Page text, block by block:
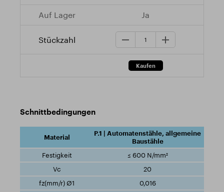
Ja
Schnittbedingungen
P.1 | Automatenstähle, allgemeine
Baustähle
≤ 600 N/mm²
20
0,016